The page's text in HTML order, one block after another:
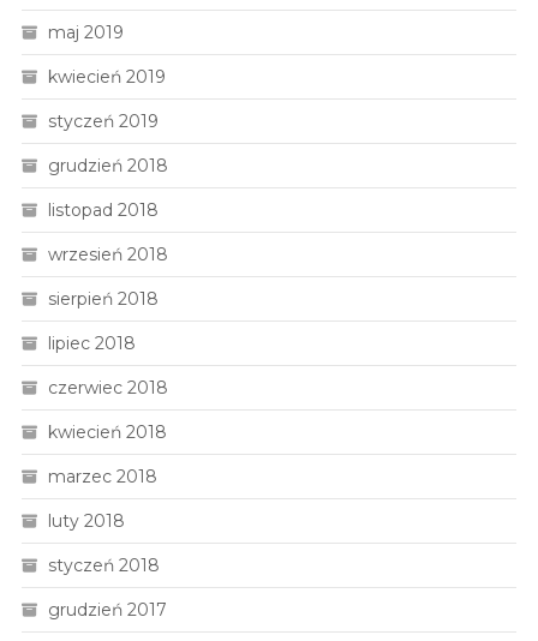
maj 2019
kwiecień 2019
styczeń 2019
grudzień 2018
listopad 2018
wrzesień 2018
sierpień 2018
lipiec 2018
czerwiec 2018
kwiecień 2018
marzec 2018
luty 2018
styczeń 2018
grudzień 2017